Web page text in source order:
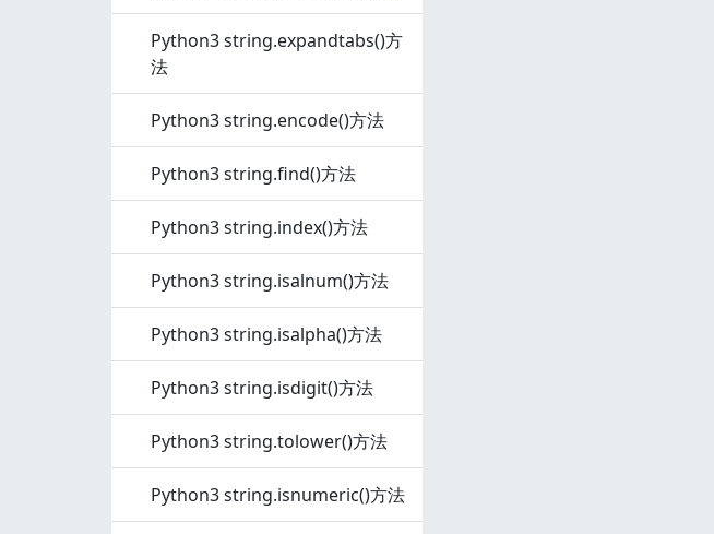
Python3 string.expandtabs()方
法
Python3 string.encode()方法
Python3 string.find()方法
Python3 string.index()方法
Python3 string.isalnum()方法
Python3 string.isalpha()方法
Python3 string.isdigit()方法
Python3 string.tolower()方法
Python3 string.isnumeric()方法